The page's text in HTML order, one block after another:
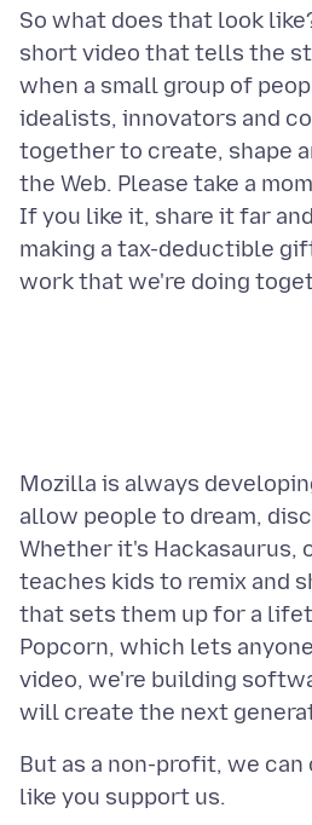
So what does that look
short video that tells the
when a small group of
idealists, innovators and
together to create, shape
the Web. Please take a
If you like it, share it far
making a tax-deductible
Mozilla is always
allow people to dream,
Whether it's Hackasaurus,
teaches kids to remix and
that sets them up for a
Popcorn, which lets
video, we're building
But as a non-profit, we